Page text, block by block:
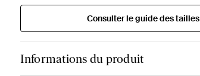
Consulter le guide des tailles
Informations du produit